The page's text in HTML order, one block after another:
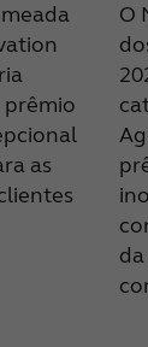
prêmio
as
O